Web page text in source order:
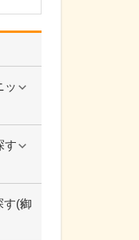
ッ
す
す(御